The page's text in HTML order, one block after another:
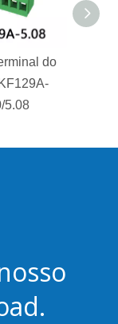
do
5.08